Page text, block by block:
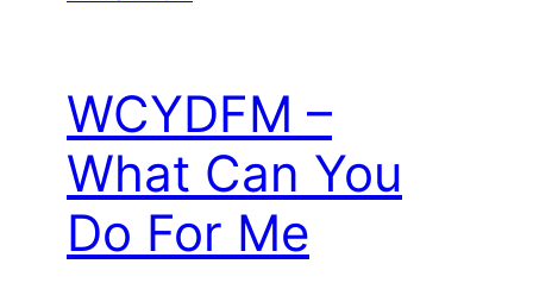
WCYDFM –
What Can You
Do For Me